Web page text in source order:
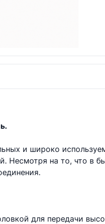
и широко
Несмотря на то, что в
для передачи